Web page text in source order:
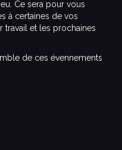
Ce sera pour vous
à certaines de vos
travail et les prochaines
de ces évennements